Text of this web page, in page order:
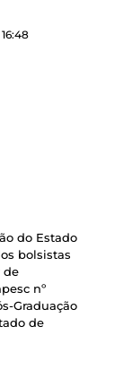
16:48
do Estado
bolsistas
de
nº
Graduação
de